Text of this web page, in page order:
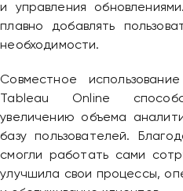
и управления
плавно добавлять
необходимости.
Совместное
Tableau Online
увеличению объема
базу пользователей.
смогли работать сами
улучшила свои процессы,